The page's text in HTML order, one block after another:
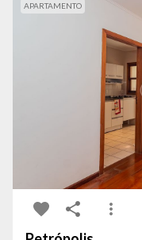
APARTAMENTO